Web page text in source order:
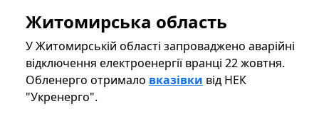
Житомирська область
​​​​​​​У Житомирській області запроваджено аварійні
відключення електроенергії вранці 22 жовтня.
Обленерго отримало вказівки від НЕК
"Укренерго".